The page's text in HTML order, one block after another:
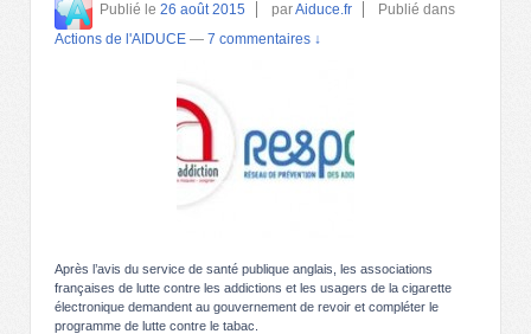
Publié le 26 août 2015 parAiduce.fr
Publié dans
Actions de l'AIDUCE — 7 commentaires ↓
Après l’avis du service de santé publique anglais, les associations
françaises de lutte contre les addictions et les usagers de la cigarette
électronique demandent au gouvernement de revoir et compléter le
programme de lutte contre le tabac.